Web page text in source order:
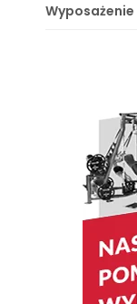
Wyposażenie